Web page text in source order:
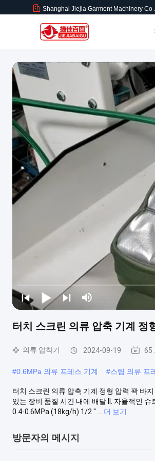
Shanghai Jiejia Garment Machinery Co
터치 스크린 의류 압축 기계 정
의류 압착기 2024-09-19 65
#0.6MPa 의류 프레스 기계 #스팀 의류 프
터치 스크린 의류 압축 기계 정형 압력 꽉 바
있는 장비 품질 시간 내에 배달 II. 자율적인
0.4-0.6MPa (18kg/h) 1/2 ′′ ...
더 보기
방문자의 메시지